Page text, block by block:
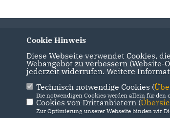
IMPRESSUM DATENSCHUTZ
Cookie Hinweis
Diese Webseite verwendet Cookies,
Webangebot zu verbessern
jederzeit widerrufen. Weitere
Technisch notwendige Cookies (
Die notwendigen Cookies werden allein für den
Cookies von Drittanbietern (
Zur Optimierung unserer Webseite binden wir